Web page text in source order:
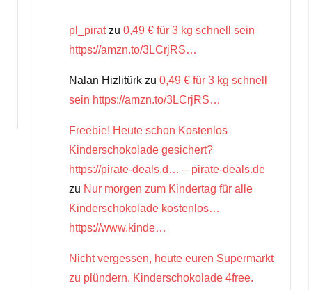
pl_piratzu 0,49 € für 3 kg schnell sein
https://amzn.to/3LCrjRS…
Nalan Hizlitürk zu 0,49 € für 3 kg schnell
sein https://amzn.to/3LCrjRS…
Freebie! Heute schon Kostenlos
Kinderschokolade gesichert?
https://pirate-deals.d… – pirate-deals.de
zu Nur morgen zum Kindertag für alle
Kinderschokolade kostenlos…
https://www.kinde…
Nicht vergessen, heute euren Supermarkt
zu plündern. Kinderschokolade 4free.